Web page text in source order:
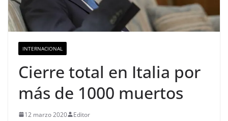
INTERNACIONAL
Cierre total en Italia por
más de 1000 muertos
12 marzo 2020 Editor